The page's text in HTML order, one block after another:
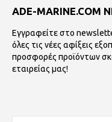
ADE-MARINE.COM
Εγγραφείτε στο
όλες τις νέες αφίξεις
προσφορές προϊόντων
εταιρείας μας!